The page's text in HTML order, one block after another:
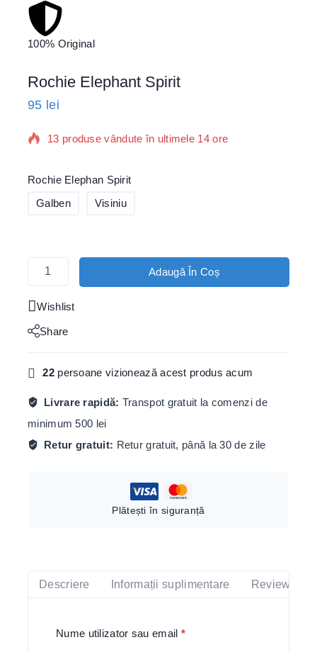
100% Original
Rochie Elephant Spirit
95 lei
13 produse vândute în ultimele 14 ore
coș
Rochie Elephan Spirit
Galben
Visiniu
Adaugă În Coș
Wishlist
Share
22persoane vizionează acest produs acum
Livrare rapidă: Transpot gratuit la comenzi de
minimum 500 lei
Retur gratuit: Retur gratuit, până la 30 de zile
Plătești în siguranță
Descriere Informații suplimentare Reviews(0)
exceptional, fara maneca si finisaje moderne, colorat
Nume utilizator sau email *